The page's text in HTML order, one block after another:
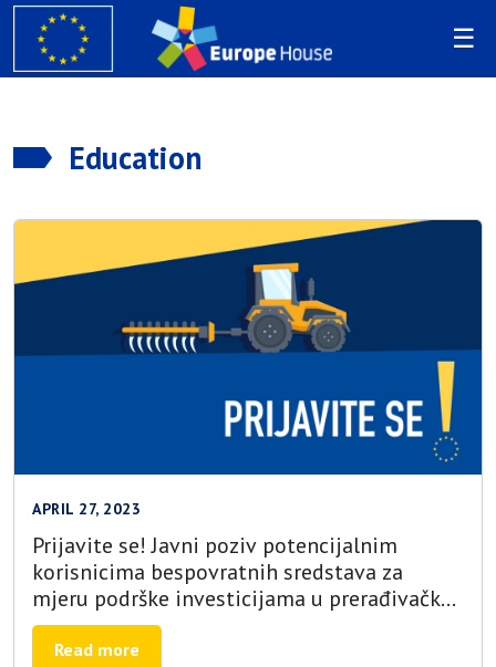
Education
APRIL 27, 2023
Prijavite se! Javni poziv potencijalnim
korisnicima bespovratnih sredstava za
mjeru podrške investicijama u prerađivačke
kapacitete i marketing poljoprivredno-
prehrambenih proizvoda – EU4AGRI
Read more